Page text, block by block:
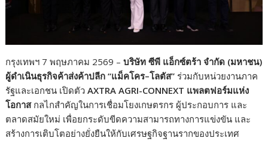
กรุงเทพฯ 7 พฤษภาคม 2569 –บริษัท ซีพี แอ็กซ์ตร้า จำกัด (มหาชน)
ผู้ดำเนินธุรกิจค้าส่งค้าปลีก “แม็คโคร–โลตัส” ร่วมกับหน่วยงานภาค
รัฐและเอกชน เปิดตัวAXTRA AGRI-CONNEXT แพลตฟอร์มแห่ง
โอกาสกลไกสำคัญในการเชื่อมโยงเกษตรกร ผู้ประกอบการ และ
ตลาดสมัยใหม่ เพื่อยกระดับขีดความสามารถทางการแข่งขัน และ
สร้างการเติบโตอย่างยั่งยืนให้กับเศรษฐกิจฐานรากของประเทศ